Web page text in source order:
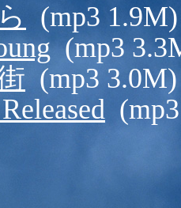
(mp3 1.9M)
(mp3
(mp3 3.0M)